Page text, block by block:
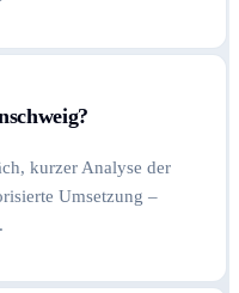
kurzer Analyse der
Umsetzung –